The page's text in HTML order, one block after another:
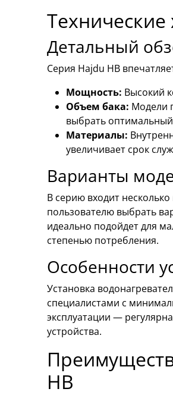
Детальный
Серия Hajdu HB
Мощность: Высокий
Объем бака: Модели
выбрать
Материалы:
увеличивает срок
Варианты
В серию входит
пользователю выбрать
идеально подойдет для
степенью потребления.
Особенности
Установка
специалистами с
эксплуатации —
устройства.
HB